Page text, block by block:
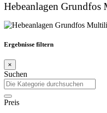
Hebeanlagen
Ergebnisse filtern
×
Suchen
Preis